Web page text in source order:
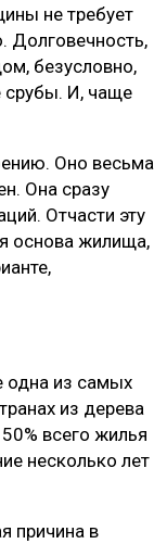
не требует
Долговечность,
безусловно,
срубы. И, чаще
Оно весьма
Она сразу
Отчасти эту
основа жилища,
одна из самых
из дерева
всего жилья
несколько лет
причина в